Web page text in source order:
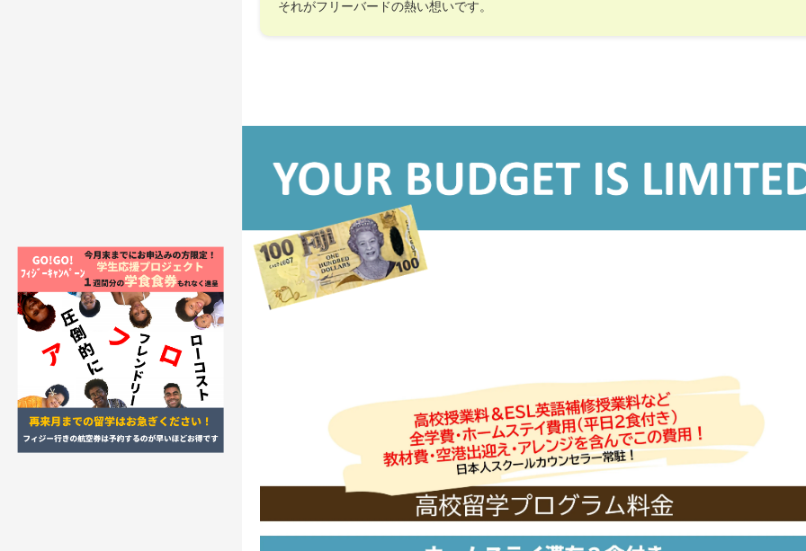
それがフリーバードの熱い想いです。